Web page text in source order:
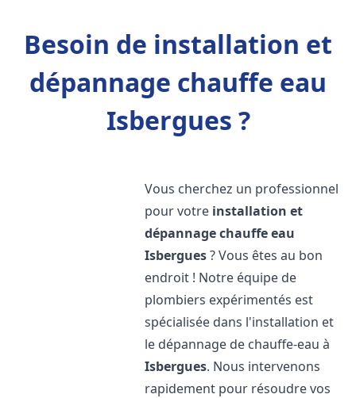
Besoin de installation et
dépannage chauffe eau
Isbergues ?
Vous cherchez un professionnel
pour votre installation et
dépannage chauffe eau
Isbergues? Vous êtes au bon
endroit ! Notre équipe de
plombiers expérimentés est
spécialisée dans l'installation et
le dépannage de chauffe-eau à
Isbergues. Nous intervenons
rapidement pour résoudre vos